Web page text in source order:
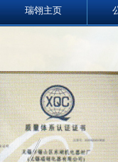
瑞翎主页